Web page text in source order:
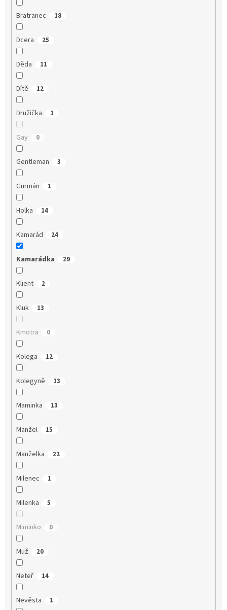
Bratranec 18
Dcera 25
Děda 11
Dítě 12
Družička 1
Gay 0
Gentleman 3
Gurmán 1
Holka 14
Kamarád 24
Kamarádka 29
Klient 2
Kluk 13
Kmotra 0
Kolega 12
Kolegyně 13
Maminka 13
Manžel 15
Manželka 22
Milenec 1
Milenka 5
Miminko 0
Muž 20
Neteř 14
Nevěsta 1